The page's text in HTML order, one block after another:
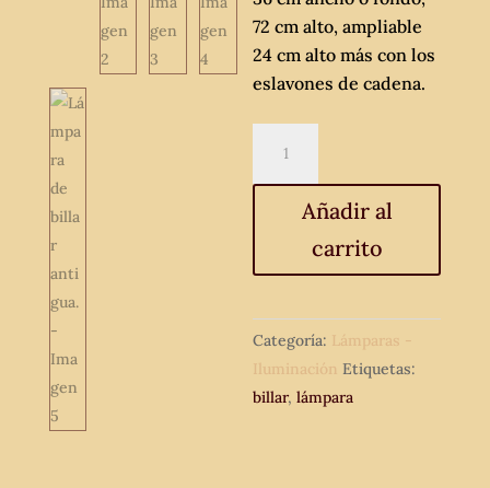
72 cm alto, ampliable
24 cm alto más con los
eslavones de cadena.
billar
antigua.
cantidad
Añadir al
carrito
Categoría: Lámparas -
Iluminación Etiquetas:
billar,lámpara